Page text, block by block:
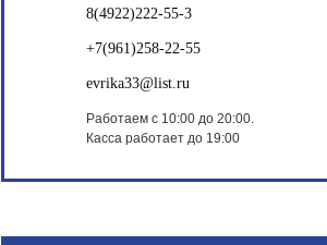
8(4922)222-55-3
+7(961)258-22-55
evrika33@list.ru
Работаем с 10:00 до 20:00.
Касса работает до 19:00